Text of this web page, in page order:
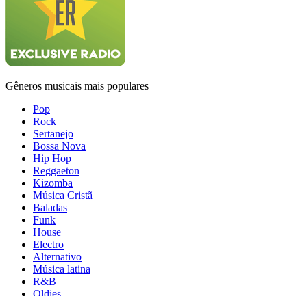
Gêneros musicais mais populares
Pop
Rock
Sertanejo
Bossa Nova
Hip Hop
Reggaeton
Kizomba
Música Cristã
Baladas
Funk
House
Electro
Alternativo
Música latina
R&B